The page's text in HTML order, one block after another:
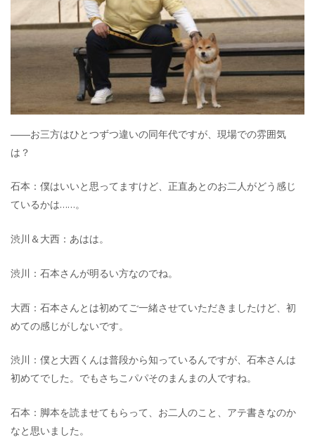
――お三方はひとつずつ違いの同年代ですが、現場での雰囲気
は？
石本：僕はいいと思ってますけど、正直あとのお二人がどう感じ
ているかは……。
渋川＆大西：あはは。
渋川：石本さんが明るい方なのでね。
大西：石本さんとは初めてご一緒させていただきましたけど、初
めての感じがしないです。
渋川：僕と大西くんは普段から知っているんですが、石本さんは
初めてでした。でもさちこパパそのまんまの人ですね。
石本：脚本を読ませてもらって、お二人のこと、アテ書きなのか
なと思いました。